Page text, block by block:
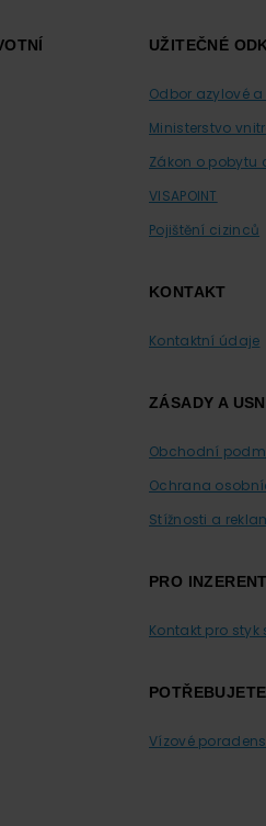
UŽITEČNÉ
Odbor azylové
Ministerstvo
Zákon o pobytu
VISAPOINT
Pojištění cizinců
KONTAKT
Kontaktní údaje
ZÁSADY A
Obchodní
Ochrana
Stížnosti a
PRO
Kontakt pro styk
Vízové